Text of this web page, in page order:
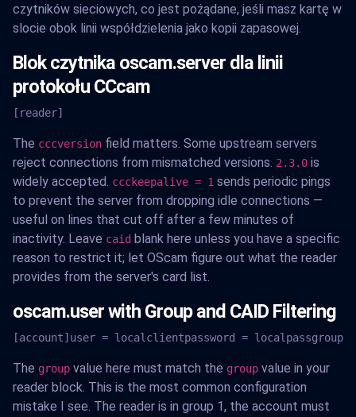
czytników sieciowych, co jest pożądane, jeśli masz kartę w
slocie obok linii współdzielenia jako kopii zapasowej.
Blok czytnika oscam.server dla linii
protokołu CCcam
[reader]
The cccversion field matters. Some upstream servers
reject connections from mismatched versions. 2.3.0 is
widely accepted. ccckeepalive = 1 sends periodic pings
to prevent the server from dropping idle connections —
useful on lines that cut off after a few minutes of
inactivity. Leave caid blank here unless you have a specific
reason to restrict it; let OScam figure out what the reader
provides from the server's card list.
oscam.user with Group and CAID Filtering
[account]user = localclientpassword = localpassgroup
The group value here must match the group value in your
reader block. This is the most common configuration
mistake I see. The reader is in group 1, the account must